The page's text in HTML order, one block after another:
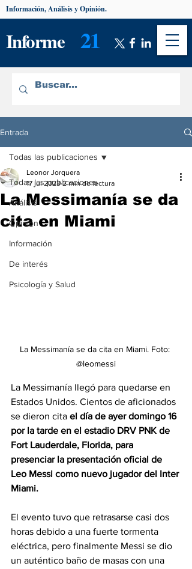
Informe 21
Información, Análisis y Opinión.
Entrada
Todas las publicaciones
Análisis
Opinión
Información
De interés
Psicología y Salud
Todas las publicaciones
La Messimanía se da
cita en Miami
Leonor Jorquera
17 jul 2023 2 min de lectura
La Messimanía se da cita en Miami. Foto:
@leomessi
La Messimanía llegó para quedarse en
Estados Unidos. Cientos de aficionados
se dieron cita el día de ayer domingo 16
por la tarde en el estadio DRV PNK de
Fort Lauderdale, Florida, para
presenciar la presentación oficial de
Leo Messi como nuevo jugador del Inter
Miami.
El evento tuvo que retrasarse casi dos
horas debido a una fuerte tormenta
eléctrica, pero finalmente Messi se dio
un auténtico baño de masas con una